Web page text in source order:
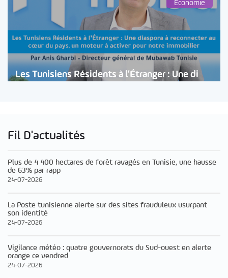
Économie
Les Tunisiens Résidents à l’Étranger : Une di
Fil D'actualités
Plus de 4 400 hectares de forêt ravagés en Tunisie, une hausse
de 63% par rapp
24-07-2026
La Poste tunisienne alerte sur des sites frauduleux usurpant
son identité
24-07-2026
Vigilance météo : quatre gouvernorats du Sud-ouest en alerte
orange ce vendred
24-07-2026